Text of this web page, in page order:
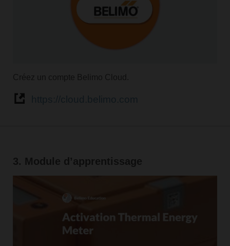
Créez un compte Belimo Cloud.
3. Module d’apprentissage